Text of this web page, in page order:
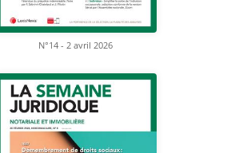
N°14 - 2 avril 2026